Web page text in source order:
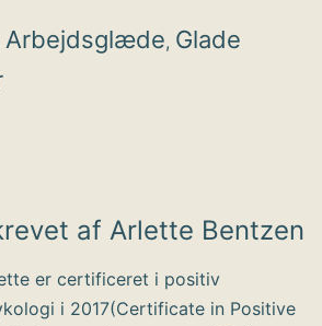
Arbejdsglæde, Glade
af Arlette Bentzen
er certificeret i positiv
i 2017(Certificate in Positive